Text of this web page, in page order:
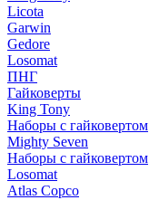
Licota
Garwin
Gedore
Losomat
ПНГ
Гайковерты
King Tony
Наборы с гайковертом
Mighty Seven
Наборы с гайковертом
Losomat
Atlas Copco